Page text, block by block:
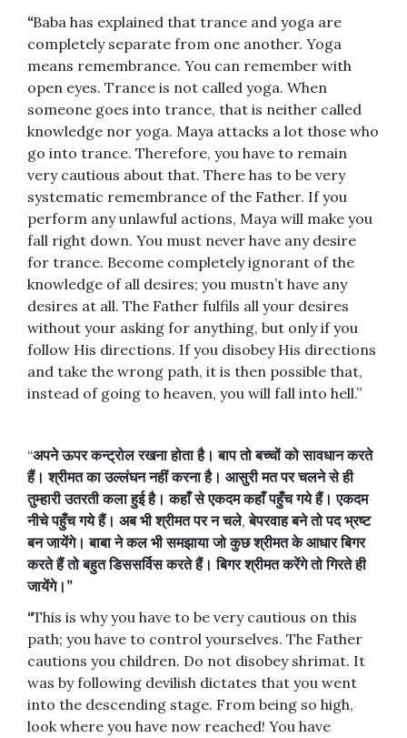
“Baba has explained that trance and yoga are
completely separate from one another. Yoga
means remembrance. You can remember with
open eyes. Trance is not called yoga. When
someone goes into trance, that is neither called
knowledge nor yoga. Maya attacks a lot those who
go into trance. Therefore, you have to remain
very cautious about that. There has to be very
systematic remembrance of the Father. If you
perform any unlawful actions, Maya will make you
fall right down. You must never have any desire
for trance. Become completely ignorant of the
knowledge of all desires; you mustn’t have any
desires at all. The Father fulfils all your desires
without your asking for anything, but only if you
follow His directions. If you disobey His directions
and take the wrong path, it is then possible that,
instead of going to heaven, you will fall into hell.”
“अपने ऊपर कन्ट्रोल रखना होता है। बाप तो बच्चों को सावधान करते
हैं। श्रीमत का उल्लंघन नहीं करना है। आसुरी मत पर चलने से ही
तुम्हारी उतरती कला हुई है। कहाँ से एकदम कहाँ पहुँच गये हैं। एकदम
नीचे पहुँच गये हैं। अब भी श्रीमत पर न चले,बेपरवाह बने तो पद भ्रष्ट
बन जायेंगे। बाबा ने कल भी समझाया जो कुछ श्रीमत के आधार बिगर
करते हैं तो बहुत डिससर्विस करते हैं। बिगर श्रीमत करेंगे तो गिरते ही
जायेंगे। ”
“This is why you have to be very cautious on this
path; you have to control yourselves. The Father
cautions you children. Do not disobey shrimat. It
was by following devilish dictates that you went
into the descending stage. From being so high,
look where you have now reached! You have